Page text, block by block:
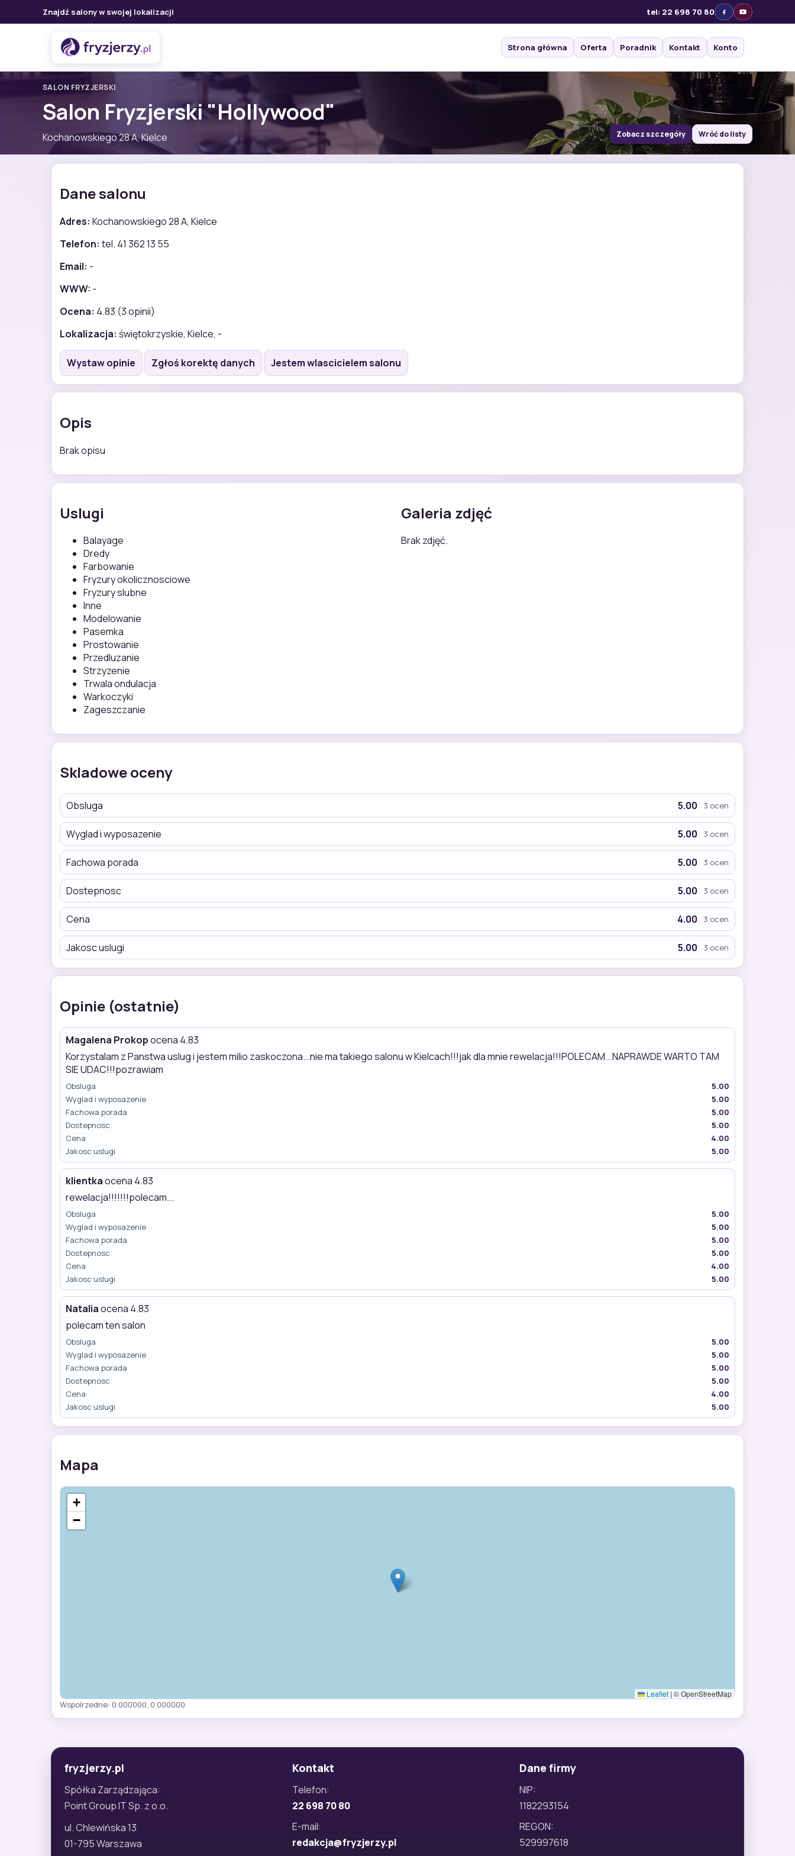
Znajdź salony w swojej lokalizacji tel: 22 698 70 80
Strona główna Oferta Poradnik Kontakt Konto
SALON FRYZJERSKI
Salon Fryzjerski "Hollywood"
Kochanowskiego 28 A, Kielce Zobacz szczegóły Wróć do listy
Dane salonu
Adres: Kochanowskiego 28 A, Kielce
Telefon: tel. 41 362 13 55
Email: -
WWW: -
Ocena: 4.83 (3 opinii)
Lokalizacja: świętokrzyskie, Kielce, -
Wystaw opinie Zgłoś korektę danych Jestem wlascicielem salonu
Opis
Brak opisu
Uslugi
Balayage
Dredy
Farbowanie
Fryzury okolicznosciowe
Fryzury slubne
Inne
Modelowanie
Pasemka
Prostowanie
Przedluzanie
Strzyzenie
Trwala ondulacja
Warkoczyki
Zageszczanie
Galeria zdjęć
Brak zdjęć.
Skladowe oceny
Obsluga 5.00 3 ocen
Wyglad i wyposazenie 5.00 3 ocen
Fachowa porada 5.00 3 ocen
Dostepnosc 5.00 3 ocen
Cena 4.00 3 ocen
Jakosc uslugi 5.00 3 ocen
Opinie (ostatnie)
Magalena Prokopocena 4.83
Korzystalam z Panstwa uslug i jestem milio zaskoczona...nie ma takiego salonu w Kielcach!!!jak dla mnie rewelacja!!!POLECAM...NAPRAWDE WARTO TAM
SIE UDAC!!!pozrawiam
Obsluga
5.00
Wyglad i wyposazenie
5.00
Fachowa porada
5.00
Dostepnosc
5.00
Cena
4.00
Jakosc uslugi
5.00
klientkaocena 4.83
rewelacja!!!!!!!polecam...
Obsluga
5.00
Wyglad i wyposazenie
5.00
Fachowa porada
5.00
Dostepnosc
5.00
Cena
4.00
Jakosc uslugi
5.00
Nataliaocena 4.83
polecam ten salon
Obsluga
5.00
Wyglad i wyposazenie
5.00
Fachowa porada
5.00
Dostepnosc
5.00
Cena
4.00
Jakosc uslugi
5.00
Mapa
+
−
Leaflet | © OpenStreetMap
Wspolrzedne: 0.000000, 0.000000
fryzjerzy.pl
Spółka Zarządzająca:
Point Group IT Sp. z o.o.
ul. Chlewińska 13
01-795 Warszawa
Kontakt
Telefon:
22 698 70 80
E-mail:
redakcja@fryzjerzy.pl
Dane firmy
NIP:
1182293154
REGON:
529997618